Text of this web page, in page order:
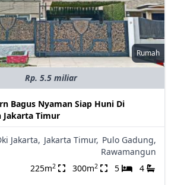
Rumah
Rp. 5.5 miliar
Bagus Nyaman Siap Huni Di
Jakarta Timur
Jakarta, Jakarta Timur, Pulo Gadung,
Rawamangun
225m2 300m2 5 4